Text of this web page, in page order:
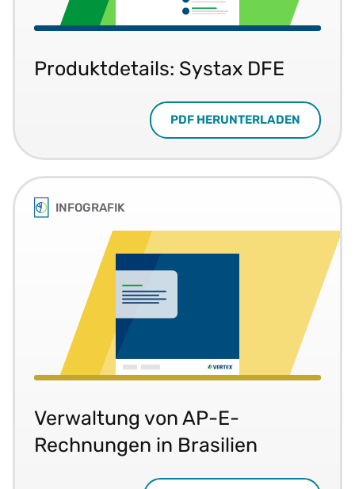
Produktdetails: Systax DFE
PDF HERUNTERLADEN
INFOGRAFIK
Verwaltung von AP-E-
Rechnungen in Brasilien